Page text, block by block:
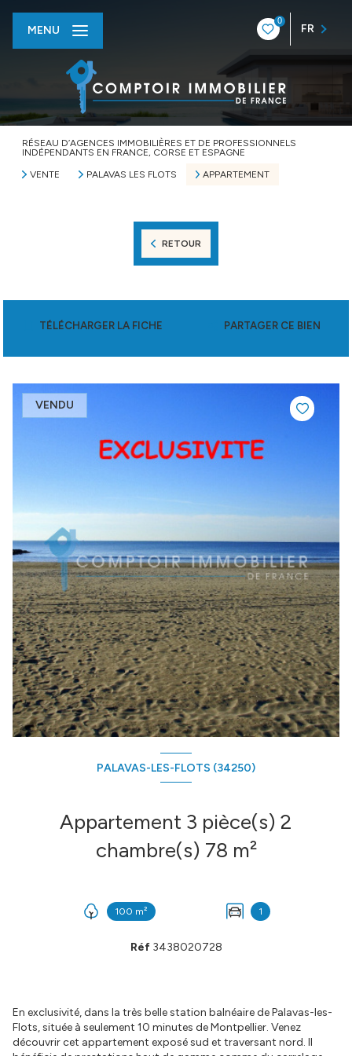
0
FR
MENU
RÉSEAU D’AGENCES IMMOBILIÈRES ET DE PROFESSIONNELS
INDÉPENDANTS EN FRANCE, CORSE ET ESPAGNE
VENTE
PALAVAS LES FLOTS APPARTEMENT
RETOUR
TÉLÉCHARGER LA FICHE PARTAGER CE BIEN
VENDU
PALAVAS-LES-FLOTS (34250)
Appartement 3 pièce(s) 2
chambre(s) 78 m²
100 m² 1
Réf 3438020728
En exclusivité, dans la très belle station balnéaire de Palavas-les-
Flots, située à seulement 10 minutes de Montpellier. Venez
découvrir cet appartement exposé sud et traversant nord. Il